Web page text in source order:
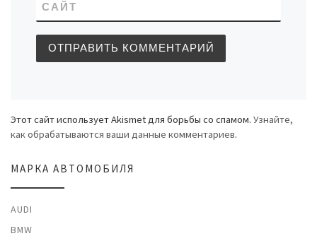
САЙТ
Этот сайт использует Akismet для борьбы со спамом. Узнайте,
как обрабатываются ваши данные комментариев.
МАРКА АВТОМОБИЛЯ
AUDI
BMW